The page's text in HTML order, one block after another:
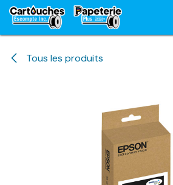
Se rendre au contenu
Tous les produits